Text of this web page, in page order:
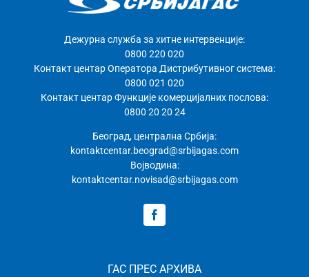
Дежурна служба за хитне интервенције:
0800 220 020
Контакт центар Оператора Дистрибутивног система:
0800 021 020
Контакт центар Функције комерцијалних послова:
0800 20 20 24
Београд, централна Србија:
kontaktcentar.beograd@srbijagas.com
Војводина:
kontaktcentar.novisad@srbijagas.com
ГАС ПРЕС АРХИВА